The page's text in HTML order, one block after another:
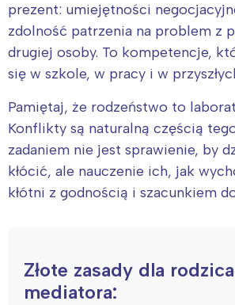
prezent: umiejętności
zdolność patrzenia na problem z
drugiej osoby. To kompetencje,
się w szkole, w pracy i w
Pamiętaj, że rodzeństwo to
Konflikty są naturalną częścią
zadaniem nie jest sprawienie, by
kłócić, ale nauczenie ich, jak
kłótni z godnością i szacunkiem
Złote zasady dla
mediatora: